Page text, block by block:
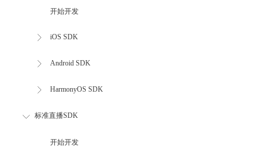
开始开发
iOS SDK
Android SDK
HarmonyOS SDK
标准直播SDK
开始开发